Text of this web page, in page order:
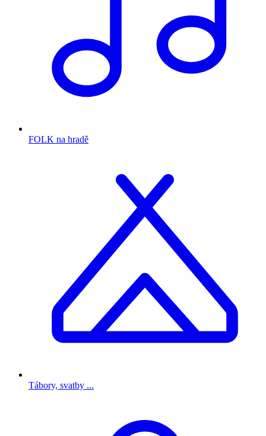
FOLK na hradě
Tábory, svatby ...